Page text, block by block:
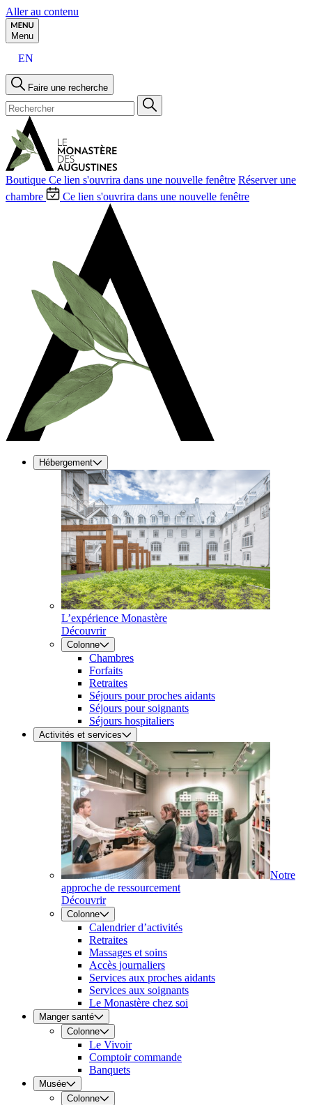
Aller au contenu
Menu
EN
Faire une recherche
Boutique Ce lien s'ouvrira dans une nouvelle fenêtre Réserver une
chambre
Ce lien s'ouvrira dans une nouvelle fenêtre
Hébergement
L’expérience Monastère
Découvrir
Colonne
Chambres
Forfaits
Retraites
Séjours pour proches aidants
Séjours pour soignants
Séjours hospitaliers
Activités et services
Notre
approche de ressourcement
Découvrir
Colonne
Calendrier d’activités
Retraites
Massages et soins
Accès journaliers
Services aux proches aidants
Services aux soignants
Le Monastère chez soi
Manger santé
Colonne
Le Vivoir
Comptoir commande
Banquets
Musée
Colonne